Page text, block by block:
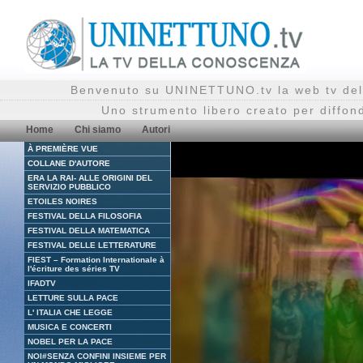
Benvenuto su UNINETTUNO.tv la web tv
Uno strumento libero creato per
Home Chi siamo Autori
À PREMIÈRE VUE
COLLANE D'AUTORE
ERA LA RAI- ALLE ORIGINI DEL
SERVIZIO PUBBLICO
ETOILES NOIRES
FESTIVAL DELLA FILOSOFIA
FESTIVAL DELLA MATEMATICA
FESTIVAL DELLE LETTERATURE
FIEST – Formation Internationale à
l'écriture des séries TV
IFADTV
LETTURE SULLA PACE
L' ITALIA CHE LEGGE
MUSICA E CONCERTI
NOBEL PER LA PACE
NOI#SENZA CONFINI INSIEME PER